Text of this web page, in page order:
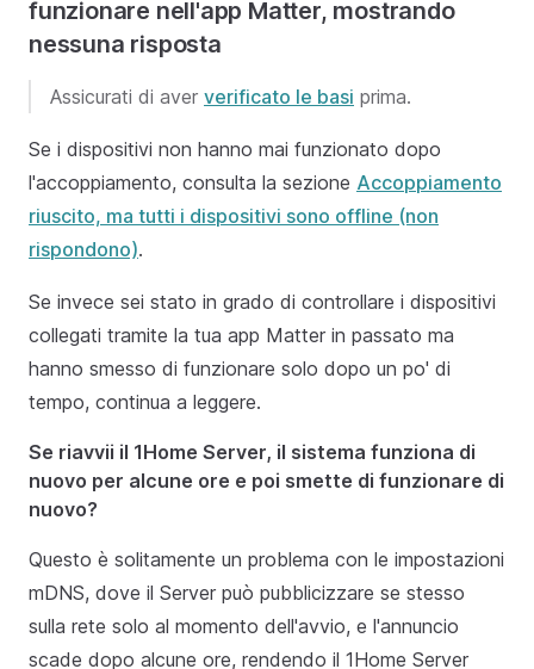
funzionare nell'app Matter, mostrando
nessuna risposta
Assicurati di aver verificato le basi prima.
Se i dispositivi non hanno mai funzionato dopo
l'accoppiamento, consulta la sezione Accoppiamento
riuscito, ma tutti i dispositivi sono offline (non
rispondono).
Se invece sei stato in grado di controllare i dispositivi
collegati tramite la tua app Matter in passato ma
hanno smesso di funzionare solo dopo un po' di
tempo, continua a leggere.
Se riavvii il 1Home Server, il sistema funziona di
nuovo per alcune ore e poi smette di funzionare di
nuovo?
Questo è solitamente un problema con le impostazioni
mDNS, dove il Server può pubblicizzare se stesso
sulla rete solo al momento dell'avvio, e l'annuncio
scade dopo alcune ore, rendendo il 1Home Server